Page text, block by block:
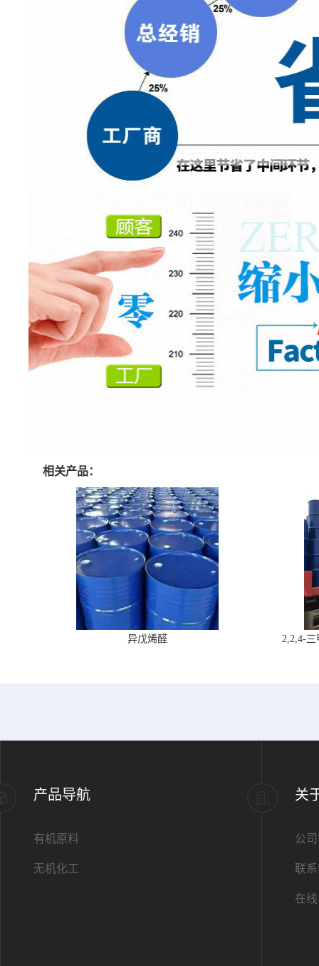
相关产品：
异戊烯醛 2,2,4-
产品导航
有机原料
无机化工
关
公
联
在